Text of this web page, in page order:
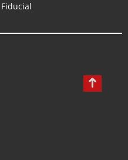
Fiducial